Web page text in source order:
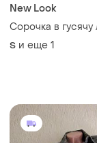
New Look
Сорочка в гусячу
S и еще 1